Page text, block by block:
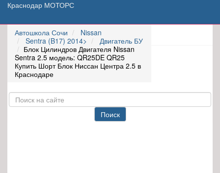
Краснодар МОТОРС
Автошкола Сочи
Nissan
Sentra (B17) 2014>
Двигатель БУ
Блок Цилиндров Двигателя Nissan
Sentra 2.5 модель: QR25DE QR25
Купить Шорт Блок Ниссан Центра 2.5 в
Краснодаре
Поиск